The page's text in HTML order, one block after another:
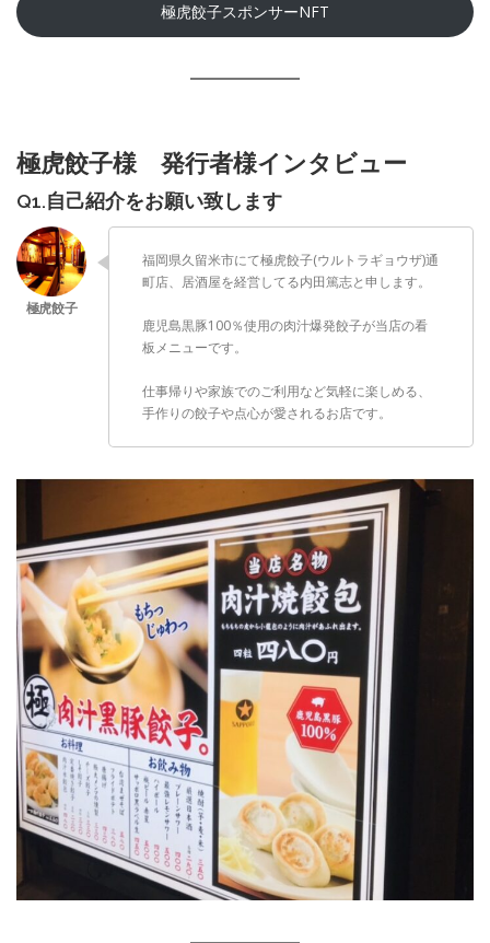
極虎餃子スポンサーNFT
極虎餃子様 発行者様インタビュー
Q1.自己紹介をお願い致します
福岡県久留米市にて極虎餃子(ウルトラギョウザ)通
町店、居酒屋を経営してる内田篤志と申します。
鹿児島黒豚100％使用の肉汁爆発餃子が当店の看
板メニューです。
仕事帰りや家族でのご利用など気軽に楽しめる、
手作りの餃子や点心が愛されるお店です。